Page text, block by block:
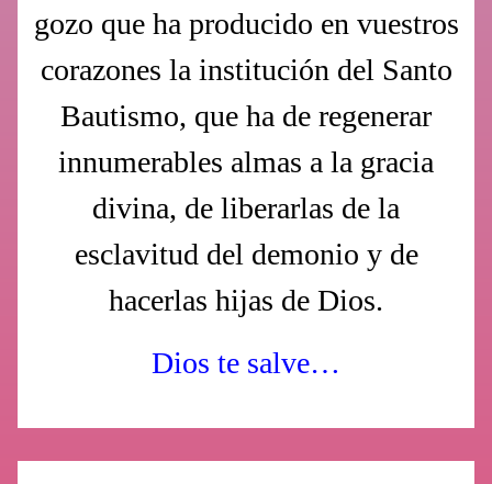
gozo que ha producido en vuestros
corazones la institución del Santo
Bautismo, que ha de regenerar
innumerables almas a la gracia
divina, de liberarlas de la
esclavitud del demonio y de
hacerlas hijas de Dios.
Dios te salve…